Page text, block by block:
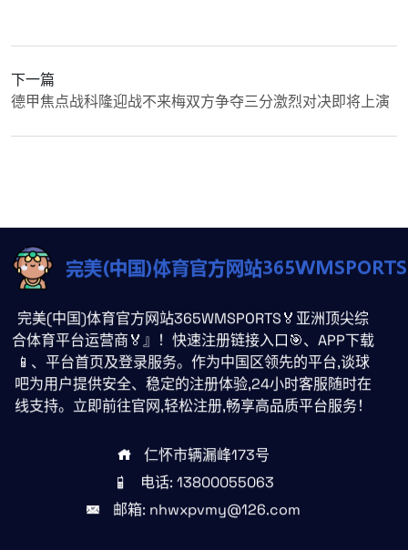
下一篇
德甲焦点战科隆迎战不来梅双方争夺三分激烈对决即将上演
完美(中国)体育官方网站365WMSPORTS🏅亚洲顶尖综
合体育平台运营商🏅』！快速注册链接入口🎯、APP下载
📱、平台首页及登录服务。作为中国区领先的平台,谈球
吧为用户提供安全、稳定的注册体验,24小时客服随时在
线支持。立即前往官网,轻松注册,畅享高品质平台服务！
仁怀市辆漏峰173号
电话: 13800055063
邮箱: nhwxpvmy@126.com